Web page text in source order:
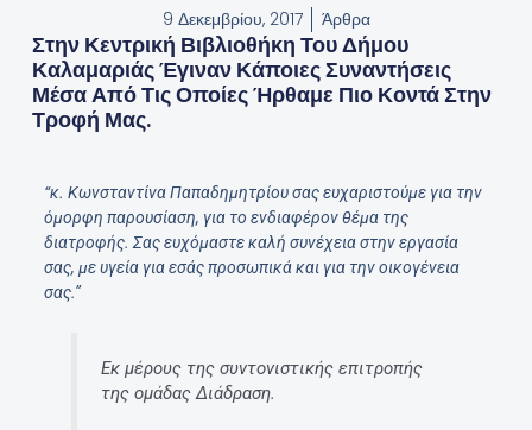
9 Δεκεμβρίου, 2017 Άρθρα
Στην Κεντρική Βιβλιοθήκη Του Δήμου
Καλαμαριάς Έγιναν Κάποιες Συναντήσεις
Μέσα Από Τις Οποίες Ήρθαμε Πιο Κοντά Στην
Τροφή Μας.
“κ. Κωνσταντίνα Παπαδημητρίου σας ευχαριστούμε για την
όμορφη παρουσίαση, για το ενδιαφέρον θέμα της
διατροφής. Σας ευχόμαστε καλή συνέχεια στην εργασία
σας, με υγεία για εσάς προσωπικά και για την οικογένεια
σας.”
Εκ μέρους της συντονιστικής επιτροπής
της ομάδας Διάδραση.